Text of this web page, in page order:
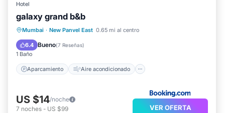
Hotel
galaxy grand b&b
Mumbai · New Panvel East 0.65 mi al centro
6.4 Bueno(7 Reseñas)
1 Baño
Aparcamiento Aire acondicionado
Aparcamiento
Aire acondicionado
Internet
US $14/noche
7 noches - US $99 VER OFERTA